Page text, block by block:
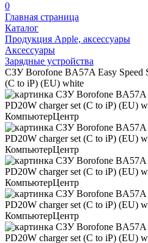
0
Главная страница
Каталог
Продукция Apple, аксессуары
Аксессуары
Зарядные устройства
СЗУ Borofone BA57A Easy Speed
(C to iP) (EU) white